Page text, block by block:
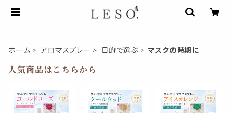
ホーム アロマスプレー 目的で選ぶ マスクの時期に
人気商品はこちらから